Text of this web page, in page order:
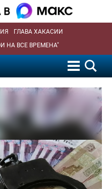
ГЛАВА ХАКАСИИ
НА ВСЕ ВРЕМЕНА"